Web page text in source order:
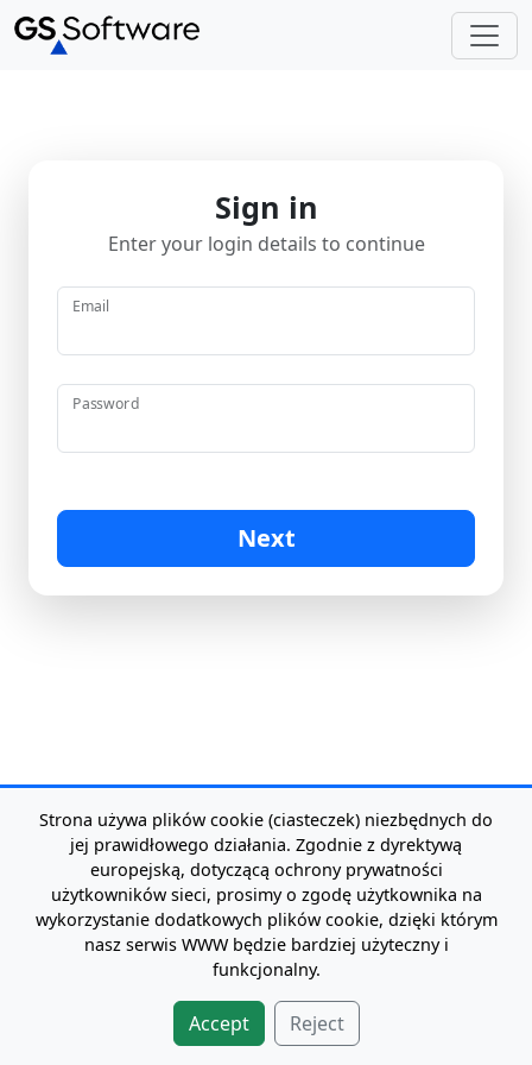
Sign in
Enter your login details to continue
Email
Password
Strona używa plików cookie (ciasteczek) niezbędnych do
jej prawidłowego działania. Zgodnie z dyrektywą
europejską, dotyczącą ochrony prywatności
użytkowników sieci, prosimy o zgodę użytkownika na
wykorzystanie dodatkowych plików cookie, dzięki którym
nasz serwis WWW będzie bardziej użyteczny i
funkcjonalny.
Accept Reject
GS Software Copyright All rights reserved